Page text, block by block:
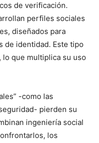
de verificación.
perfiles sociales
diseñados para
de identidad. Este tipo
lo que multiplica su uso
-como las
pierden su
ingeniería social
los